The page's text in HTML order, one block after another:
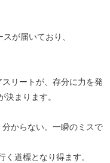
が届いており、
リートが、存分に力を発
まります。
からない。一瞬のミスで
道標となり得ます。